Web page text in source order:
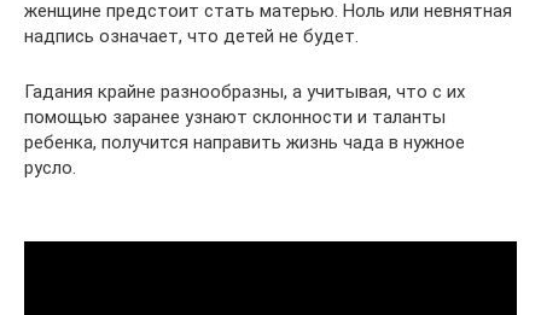
женщине предстоит стать матерью. Ноль или невнятная
надпись означает, что детей не будет.
Гадания крайне разнообразны, а учитывая, что с их
помощью заранее узнают склонности и таланты
ребенка, получится направить жизнь чада в нужное
русло.